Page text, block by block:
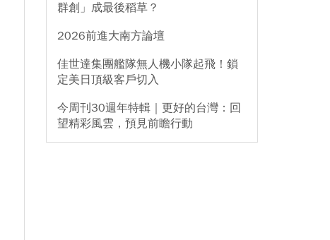
群創」成最後稻草？
2026前進大南方論壇
佳世達集團艦隊無人機小隊起飛！鎖
定美日頂級客戶切入
今周刊30週年特輯｜更好的台灣：回
望精彩風雲，預見前瞻行動